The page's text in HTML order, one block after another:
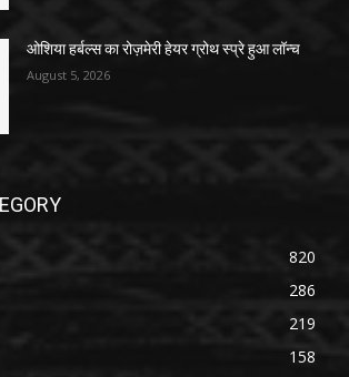
ओशिया हर्बल्स का रोज़मेरी हेयर ग्रोथ स्प्रे हुआ लॉन्च
August 5, 2026
820
286
219
158